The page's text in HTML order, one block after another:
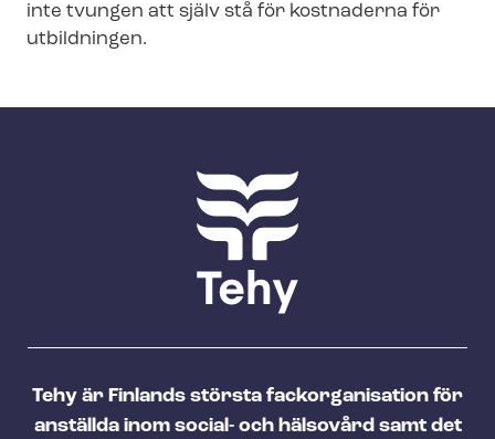
inte tvungen att själv stå för kostnaderna för
utbildningen.
Tehy är Finlands största fackorganisation för
anställda inom social- och hälsovård samt det